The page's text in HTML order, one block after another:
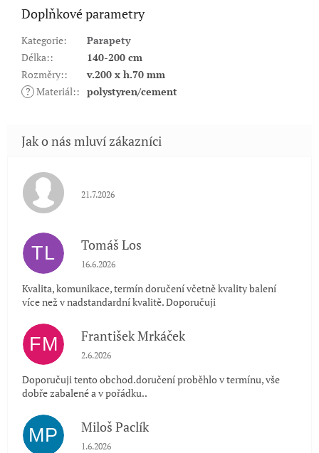
Doplňkové parametry
Kategorie:
Parapety
Délka::
140-200 cm
Rozměry::
v.200 x h.70 mm
? Materiál:: polystyren/cement
Hodnocení obchodu je 5 z 5 hvězdiček.
21.7.2026
TL Tomáš Los
Hodnocení obchodu je 5 z 5 hvězdiček.
16.6.2026
Kvalita, komunikace, termín doručení včetně kvality balení
více než v nadstandardní kvalitě. Doporučuji
FM František Mrkáček
Hodnocení obchodu je 5 z 5 hvězdiček.
2.6.2026
Doporučuji tento obchod.doručení proběhlo v termínu, vše
dobře zabalené a v pořádku..
MP Miloš Paclík
Hodnocení obchodu je 5 z 5 hvězdiček.
1.6.2026